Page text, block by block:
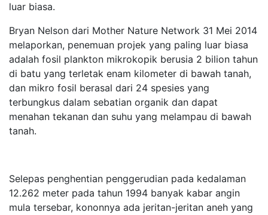
luar biasa.
Bryan Nelson dari Mother Nature Network 31 Mei 2014
melaporkan, penemuan projek yang paling luar biasa
adalah fosil plankton mikrokopik berusia 2 bilion tahun
di batu yang terletak enam kilometer di bawah tanah,
dan mikro fosil berasal dari 24 spesies yang
terbungkus dalam sebatian organik dan dapat
menahan tekanan dan suhu yang melampau di bawah
tanah.
Selepas penghentian penggerudian pada kedalaman
12.262 meter pada tahun 1994 banyak kabar angin
mula tersebar, kononnya ada jeritan-jeritan aneh yang